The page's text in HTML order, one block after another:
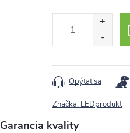
cena:
Opýtať sa
Značka: LEDprodukt
Garancia kvality